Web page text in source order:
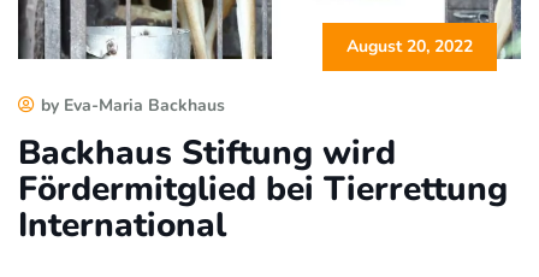
August 20, 2022
by Eva-Maria Backhaus
Backhaus Stiftung wird
Fördermitglied bei Tierrettung
International